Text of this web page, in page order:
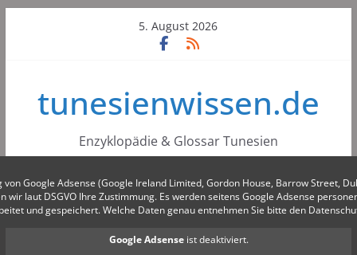
5. August 2026
tunesienwissen.de
Enzyklopädie & Glossar Tunesien
von Google Adsense (Google Ireland Limited, Gordon House, Barrow Street,
wir laut DSGVO Ihre Zustimmung. Es werden seitens Google Adsense
und gespeichert. Welche Daten genau entnehmen Sie bitte den
Google Adsenseist deaktiviert.